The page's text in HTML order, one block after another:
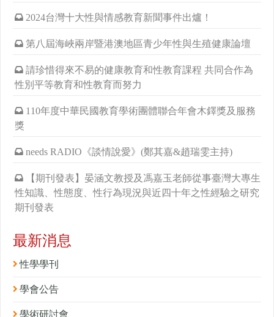
2024台灣十大性與情感教育新聞事件出爐！
第八屆海峽兩岸暨港澳地區青少年性與生殖健康論壇
請珍惜得來不易的健康教育和性教育課程 共同合作為
性別平等教育和性教育而努力
110年度中華民國教育學術團體聯合年會木鐸獎及服務
獎
needs RADIO《談情說愛》(鄭其嘉&趙瑞雯主持)
【期刊發表】晏涵文教授及馮嘉玉老師從事臺灣大專生
性知識、性態度、性行為現況與近四十年之性經驗之研究
期刊發表
最新消息
性學學刊
學會公告
學術研討會